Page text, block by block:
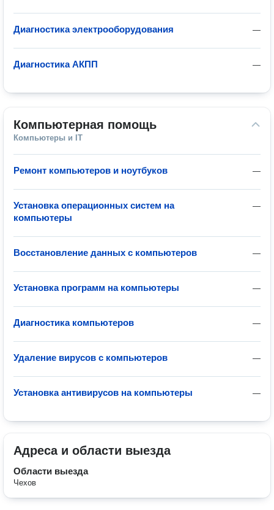
—
Диагностика электрооборудования
—
Диагностика АКПП
Компьютерная помощь
Компьютеры и IT
—
Ремонт компьютеров и ноутбуков
—
Установка операционных систем на
компьютеры
—
Восстановление данных с компьютеров
—
Установка программ на компьютеры
—
Диагностика компьютеров
—
Удаление вирусов с компьютеров
—
Установка антивирусов на компьютеры
Адреса и области выезда
Области выезда
Чехов